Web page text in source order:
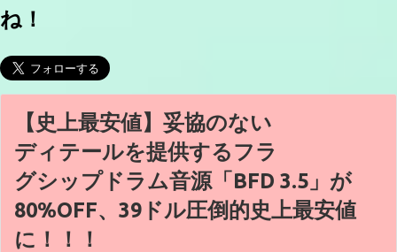
ね！
【史上最安値】妥協のない
ディテールを提供するフラ
グシップドラム音源「BFD 3.5」が
80%OFF、39ドル圧倒的史上最安値
に！！！